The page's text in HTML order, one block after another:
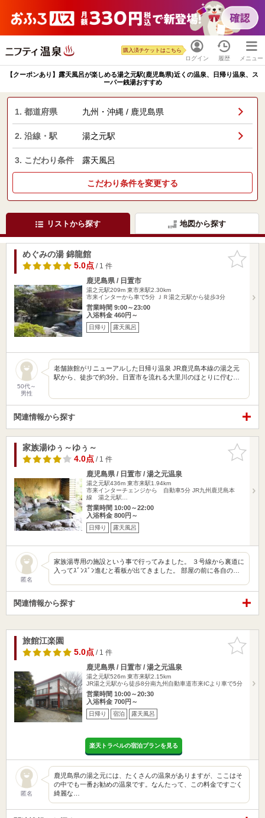
ログイン
購入済チケットはこちら
履歴 メニュー
【クーポンあり】露天風呂が楽しめる湯之元駅(鹿児島県)近くの温泉、日帰り温泉、ス
ーパー銭湯おすすめ
1. 都道府県 九州・沖縄 / 鹿児島県
2. 沿線・駅 湯之元駅
3. こだわり条件 露天風呂
こだわり条件を変更する
リストから探す 地図から探す
お気に入
りに追加
めぐみの湯 錦龍館
5.0点/ 1 件
鹿児島県 / 日置市
湯之元駅209m 東市来駅2.30km
市来インターから車で5分 ＪＲ湯之元駅から徒歩3分
営業時間 9:00～23:00
入浴料金 460円～
日帰り 露天風呂
50代～
男性
老舗旅館がリニューアルした日帰り温泉 JR鹿児島本線の湯之元
駅から、徒歩で約3分。日置市を流れる大里川のほとりに佇む…
関連情報から探す
お気に入
りに追加
家族湯ゆぅ～ゆぅ～
4.0点/ 1 件
鹿児島県 / 日置市 / 湯之元温泉
湯之元駅436m 東市来駅1.94km
市来インターチェンジから 自動車5分 JR九州鹿児島本
線 湯之元駅…
営業時間 10:00～22:00
入浴料金 800円～
日帰り 露天風呂
匿名
家族湯専用の施設という事で行ってみました。 ３号線から裏道に
入ってｽﾞﾝｽﾞﾝ進むと看板が出てきました。 部屋の前に各自の…
関連情報から探す
お気に入
りに追加
旅館江楽園
5.0点/ 1 件
鹿児島県 / 日置市 / 湯之元温泉
湯之元駅526m 東市来駅2.15km
JR湯之元駅から徒歩8分南九州自動車道市来ICより車で5分
営業時間 10:00～20:30
入浴料金 700円～
日帰り 宿泊 露天風呂
楽天トラベルの宿泊プランを見る
匿名
鹿児島県の湯之元には、たくさんの温泉がありますが、ここはそ
の中でも一番お勧めの温泉です。なんたって、この料金ですごく
綺麗な…